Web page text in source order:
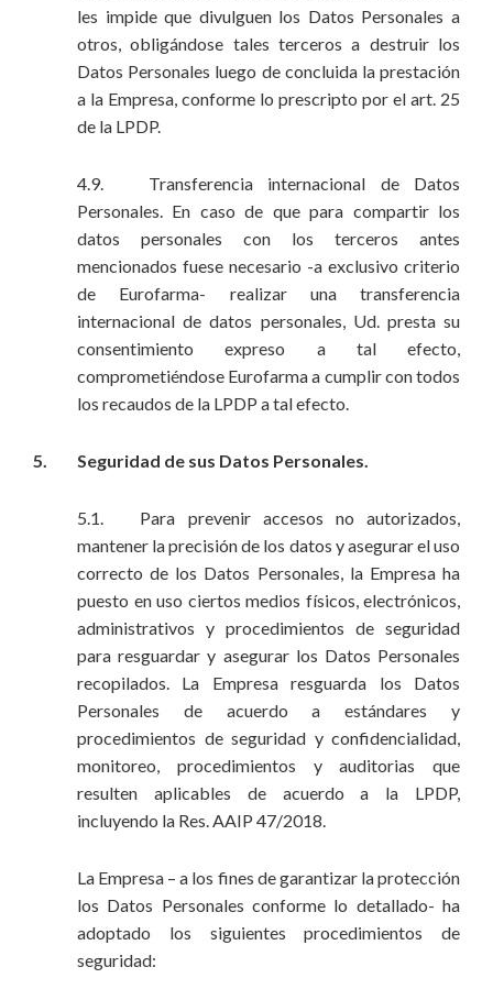
les impide que divulguen los Datos Personales a
otros, obligándose tales terceros a destruir los
Datos Personales luego de concluida la prestación
a la Empresa, conforme lo prescripto por el art. 25
de la LPDP.
4.9. Transferencia internacional de Datos
Personales. En caso de que para compartir los
datos personales con los terceros antes
mencionados fuese necesario -a exclusivo criterio
de Eurofarma- realizar una transferencia
internacional de datos personales, Ud. presta su
consentimiento expreso a tal efecto,
comprometiéndose Eurofarma a cumplir con todos
los recaudos de la LPDP a tal efecto.
5. Seguridad de sus Datos Personales.
5.1. Para prevenir accesos no autorizados,
mantener la precisión de los datos y asegurar el uso
correcto de los Datos Personales, la Empresa ha
puesto en uso ciertos medios físicos, electrónicos,
administrativos y procedimientos de seguridad
para resguardar y asegurar los Datos Personales
recopilados. La Empresa resguarda los Datos
Personales de acuerdo a estándares y
procedimientos de seguridad y confidencialidad,
monitoreo, procedimientos y auditorias que
resulten aplicables de acuerdo a la LPDP,
incluyendo la Res. AAIP 47/2018.
La Empresa – a los fines de garantizar la protección
los Datos Personales conforme lo detallado- ha
adoptado los siguientes procedimientos de
seguridad: